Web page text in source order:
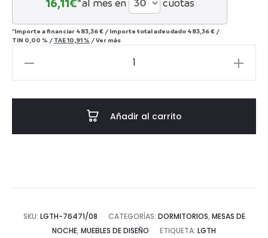
*Importe a financiar 483,36 € / Importe total adeudado 483,36 € /
TIN 0,00 % / TAE10,91 % /Ver más
Añadir al carrito
SKU: LGTH-76471/08 CATEGORÍAS: DORMITORIOS, MESAS DE
NOCHE, MUEBLES DE DISEÑO ETIQUETA: LGTH